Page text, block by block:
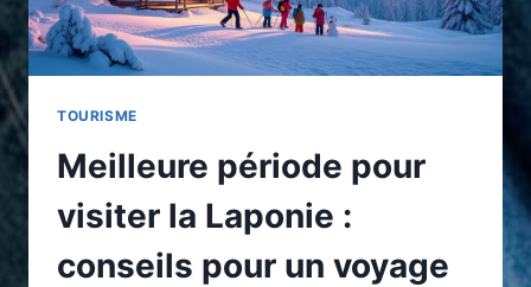
TOURISME
Meilleure période pour
visiter la Laponie :
conseils pour un voyage